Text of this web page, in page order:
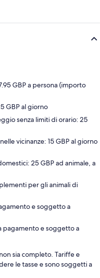
GBP a persona (importo
GBP al giorno
senza limiti di orario: 25
vicinanze: 15 GBP al giorno
25 GBP ad animale, a
per gli animali di
e soggetto a
pagamento e soggetto a
sia completo. Tariffe e
le tasse e sono soggetti a